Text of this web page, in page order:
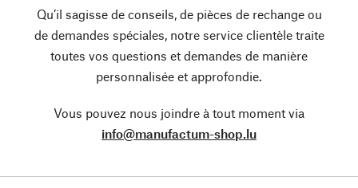
Qu’il sagisse de conseils, de pièces de rechange ou
de demandes spéciales, notre service clientèle traite
toutes vos questions et demandes de manière
personnalisée et approfondie.
Vous pouvez nous joindre à tout moment via
info@manufactum-shop.lu